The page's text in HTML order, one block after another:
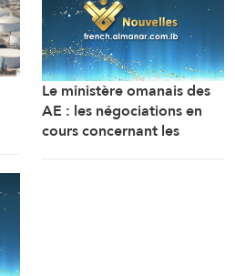
Le ministère omanais des
AE : les négociations en
cours concernant les